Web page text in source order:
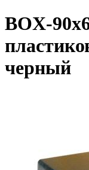
BOX-
черный